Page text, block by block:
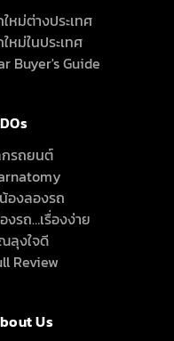
หม่ต่างประเทศ
หม่ในประเทศ
Buyer's Guide
กรถยนต์
องลองรถ
งรถ…เรื่องง่าย
ลุงใจดี
Review
Us